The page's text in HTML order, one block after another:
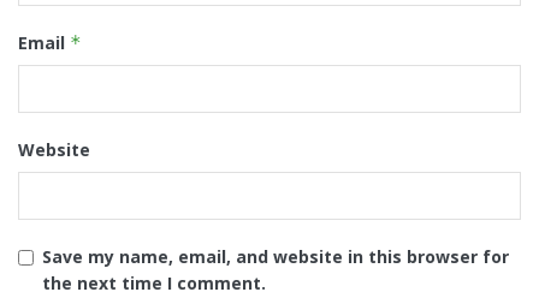
Email *
Website
Save my name, email, and website in this browser for
the next time I comment.